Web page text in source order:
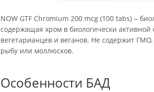
NOW GTF Chromium 200 mcg (100 tabs) ‒
содержащая хром в биологически активной
вегетарианцев и веганов. Не содержит
рыбу или моллюсков.
Особенности БАД